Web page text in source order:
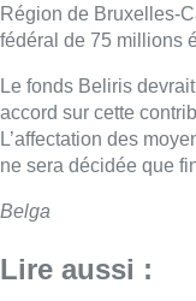
Région de Bruxelles-
fédéral de 75 millions
Le fonds Beliris
accord sur cette
L’affectation des
ne sera décidée que
Belga
Lire aussi :